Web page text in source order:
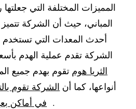
المميزات المختلفة التي
المباني، حيث أن الشركة تتميز
أحدث المعدات التي تستخدم
الشركة تقدم عملية الهدم
الثريا هوم تقوم بهدم جميع
أنواعها، كما أن الشركة تقوم
في أماكن .